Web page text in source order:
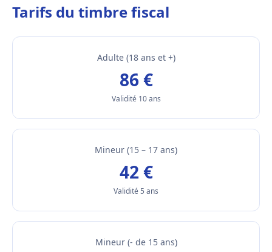
Tarifs du timbre fiscal
Adulte (18 ans et +)
86 €
Validité 10 ans
Mineur (15 – 17 ans)
42 €
Validité 5 ans
Mineur (- de 15 ans)